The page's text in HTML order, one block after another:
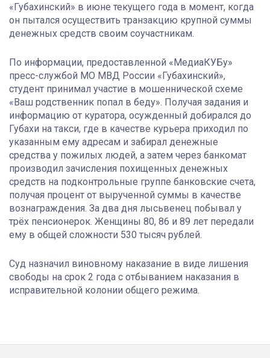
«Губахинский» в июне текущего года в момент, когда
он пытался осуществить транзакцию крупной суммы
денежных средств своим соучастникам.
По информации, предоставленной «МедиаКУБу»
пресс-службой МО МВД России «Губахинский»,
студент принимал участие в мошеннической схеме
«Ваш родственник попал в беду». Получая задания и
информацию от куратора, осужденный добирался до
Губахи на такси, где в качестве курьера приходил по
указанным ему адресам и забирал денежные
средства у пожилых людей, а затем через банкомат
производил зачисления похищенных денежных
средств на подконтрольные группе банковские счета,
получая процент от вырученной суммы в качестве
вознаграждения. За два дня лысьвенец побывал у
трёх пенсионерок. Женщины 80, 86 и 89 лет передали
ему в общей сложности 530 тысяч рублей.
Суд назначил виновному наказание в виде лишения
свободы на срок 2 года с отбыванием наказания в
исправительной колонии общего режима.